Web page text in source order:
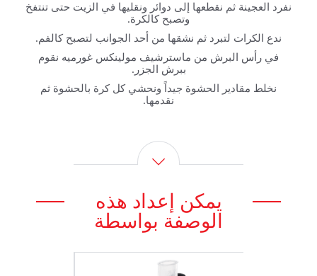
نفرد العجينة ثم نقطعها إلى دوائر ونقليها في الزيت حتى تنتفخ
وتصبح كالكرة.
ندع الكرات لتبرد ثم نشقها من أحد الجوانب لتصبح كالفم.
في رأس البرش من ماسترشيف مولينكس غورميه نقوم
ببرش الجزر.
نخلط مقادير الحشوة جيداً ونحشي كل كرة بالحشوة ثم
نقدمها.
يمكن إعداد هذه
الوصفة بواسطة